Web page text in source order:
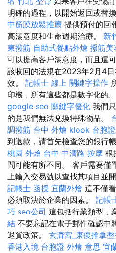
明確的過程，以開始返回或替
中筋膜放鬆推薦 提供預付的回
高滿意度和生命週期治療。 新
東撥筋 自助式餐點外燴 撥筋美
可以提高客戶滿意度，而且還
該收回的法規在2023年2月4
效。 記帳士 線上 關鍵字操作
印機，所有這些都是數字化的。
google seo 關鍵字優化 我們
的是我們無法兌換特殊物品。
調撥筋 台中 外燴 klook 台胞證
到退款，請首先檢查您的銀行
桃園 外燴 台中 中清路 按摩 根
間可能有所不同。 客戶需要僅
上輸入交易號以查找其項目並
記帳士 函授 宜蘭外燴 這不僅
必須取決於企業的因素。 記帳
巧 seo公司 這包括行業類型，
結 不要忘記在電子郵件確認中
退貨政策。 玄濟宮_康復推拿整
香港入境 台胞證 外燴 意思 宜